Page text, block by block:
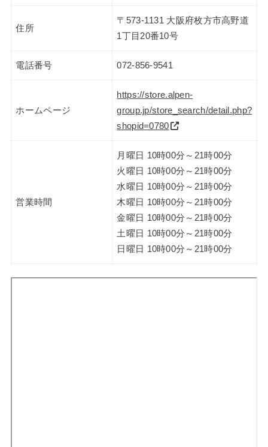
住所
〒573-1131 大阪府枚方市高野道
1丁目20番10号
電話番号 072-856-9541
ホームページ
https://store.alpen-
group.jp/store_search/detail.php?
shopid=0780
営業時間
月曜日 10時00分～21時00分
火曜日 10時00分～21時00分
水曜日 10時00分～21時00分
木曜日 10時00分～21時00分
金曜日 10時00分～21時00分
土曜日 10時00分～21時00分
日曜日 10時00分～21時00分